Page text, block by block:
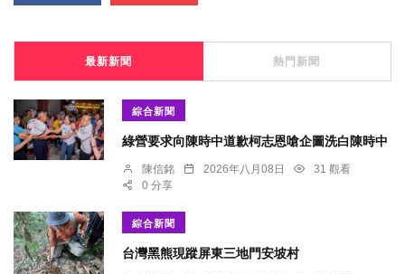
最新新聞 熱門新聞
綜合新聞
綠營要求向陳時中道歉柯志恩嗆企圖洗白陳時中
陳信銘 2026年八月08日
31 觀看
0 分享
綜合新聞
台灣黑熊現蹤屏東三地門安坡村